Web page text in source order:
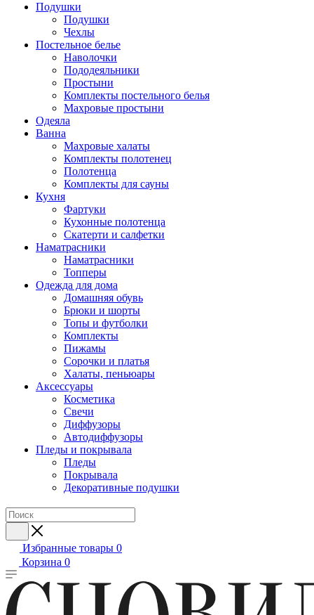
Подушки
Подушки
Чехлы
Постельное белье
Наволочки
Пододеяльники
Простыни
Комплекты постельного белья
Махровые простыни
Одеяла
Ванна
Махровые халаты
Комплекты полотенец
Полотенца
Комплекты для сауны
Кухня
Фартуки
Кухонные полотенца
Скатерти и салфетки
Наматрасники
Наматрасники
Топперы
Одежда для дома
Домашняя обувь
Брюки и шорты
Топы и футболки
Комплекты
Пижамы
Сорочки и платья
Халаты, пеньюары
Аксессуары
Косметика
Свечи
Диффузоры
Автодиффузоры
Пледы и покрывала
Пледы
Покрывала
Декоративные подушки
Избранные товары 0
Корзина 0